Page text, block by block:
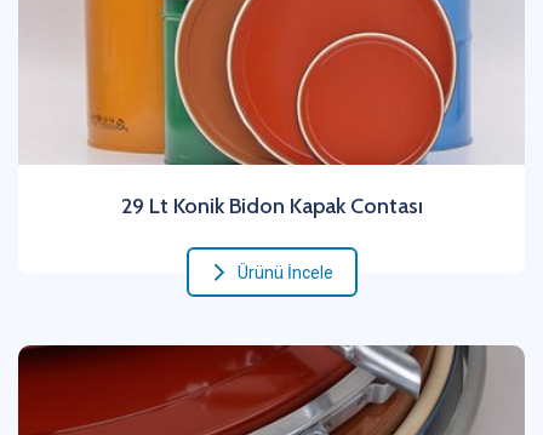
29 Lt Konik Bidon Kapak Contası
Ürünü İncele